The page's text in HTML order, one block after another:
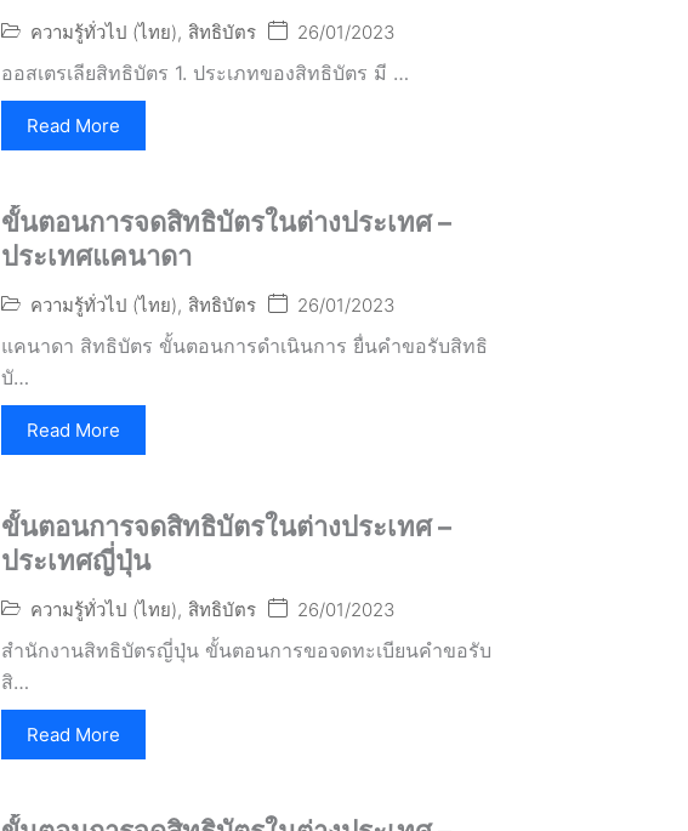
ความรู้ทั่วไป (ไทย), สิทธิบัตร 26/01/2023
ออสเตรเลียสิทธิบัตร 1. ประเภทของสิทธิบัตร มี …
Read More
ขั้นตอนการจดสิทธิบัตรในต่างประเทศ –
ประเทศแคนาดา
ความรู้ทั่วไป (ไทย), สิทธิบัตร 26/01/2023
แคนาดา สิทธิบัตร ขั้นตอนการดำเนินการ ยื่นคำขอรับสิทธิ
บั…
Read More
ขั้นตอนการจดสิทธิบัตรในต่างประเทศ –
ประเทศญี่ปุ่น
ความรู้ทั่วไป (ไทย), สิทธิบัตร 26/01/2023
สำนักงานสิทธิบัตรญี่ปุ่น ขั้นตอนการขอจดทะเบียนคำขอรับ
สิ…
Read More